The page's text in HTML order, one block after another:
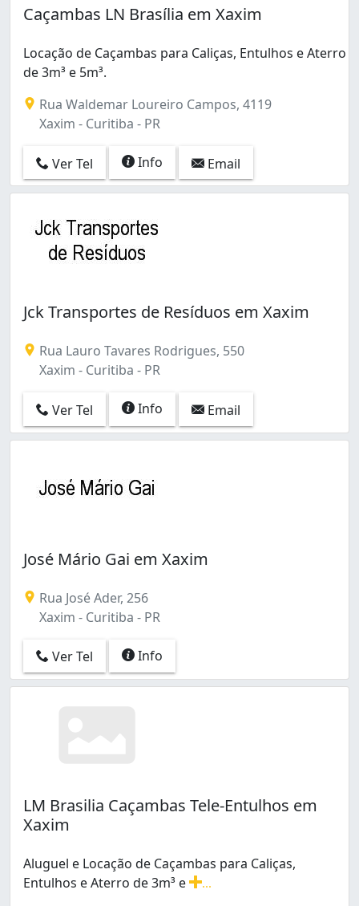
Caçambas LN Brasília em Xaxim
Locação de Caçambas para Caliças, Entulhos e Aterro
de 3m³ e 5m³.
Rua Waldemar Loureiro Campos, 4119
Xaxim - Curitiba - PR
Ver Tel Info Email
Jck Transportes de Resíduos em Xaxim
Rua Lauro Tavares Rodrigues, 550
Xaxim - Curitiba - PR
Ver Tel Info Email
José Mário Gai em Xaxim
Rua José Ader, 256
Xaxim - Curitiba - PR
Ver Tel Info
LM Brasilia Caçambas Tele-Entulhos em
Xaxim
Aluguel e Locação de Caçambas para Caliças,
Entulhos e Aterro de 3m³ e